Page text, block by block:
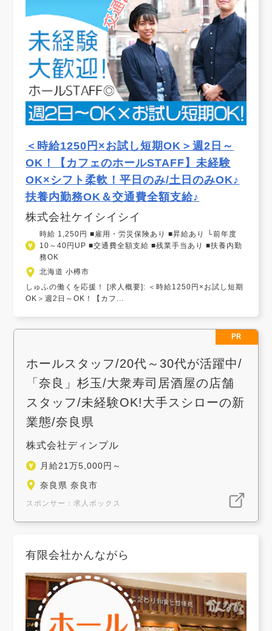
＜時給1250円×お試し短期OK＞週2日～
OK！【カフェのホールSTAFF】未経験
OK×シフト柔軟！平日のみ/土日のみOK♪
扶養内勤務OK＆交通費全額支給♪
株式会社ケイシイシイ
時給 1,250円 ■雇用・労災保険あり ■昇給あり └前年度
10～40円UP ■交通費全額支給 ■残業手当あり ■扶養内勤
務OK
北海道 小樽市
しゅふの働くを応援！ [求人概要]: ＜時給1250円×お試し短期
OK＞週2日～OK！【カフ...
PR
ホールスタッフ/20代～30代が活躍中/
「奈良」杉玉/大衆寿司居酒屋の店舗
スタッフ/未経験OK!大手スシローの新
業態/奈良県
株式会社ディンプル
月給21万5,000円～
奈良県 奈良市
スポンサー：求人ボックス
有限会社かんながら